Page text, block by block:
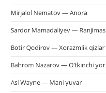
Mirjalol Nematov — Anora
Sardor Mamadaliyev — Ranjimas
Botir Qodirov — Xorazmlik qizlar
Bahrom Nazarov — O’tkinchi yor
Asl Wayne — Mani yuvar